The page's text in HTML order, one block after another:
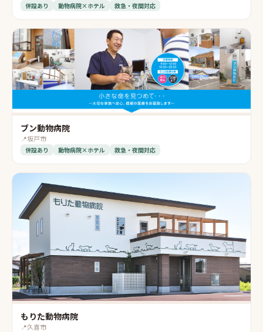
併設あり 動物病院×ホテル 救急・夜間対応
ブン動物病院
📍坂戸市
併設あり 動物病院×ホテル 救急・夜間対応
もりた動物病院
📍久喜市